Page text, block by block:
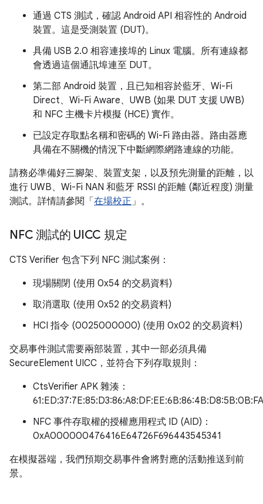
通過 CTS 測試，確認 Android API 相容性的 Android
裝置。這是受測裝置 (DUT)。
具備 USB 2.0 相容連接埠的 Linux 電腦。所有連線都
會透過這個通訊埠連至 DUT。
第二部 Android 裝置，且已知相容於藍牙、Wi-Fi
Direct、Wi-Fi Aware、UWB (如果 DUT 支援 UWB)
和 NFC 主機卡片模擬 (HCE) 實作。
已設定存取點名稱和密碼的 Wi-Fi 路由器。路由器應
具備在不關機的情況下中斷網際網路連線的功能。
請務必準備好三腳架、裝置支架，以及預先測量的距離，以
進行 UWB、Wi-Fi NAN 和藍牙 RSSI 的距離 (鄰近程度) 測量
測試。詳情請參閱「 在場校正」。
NFC 測試的 UICC 規定
CTS Verifier 包含下列 NFC 測試案例：
現場關閉 (使用 0x54 的交易資料)
取消選取 (使用 0x52 的交易資料)
HCI 指令 (0025000000) (使用 0x02 的交易資料)
交易事件測試需要兩部裝置，其中一部必須具備
SecureElement UICC，並符合下列存取規則：
CtsVerifier APK 雜湊：
NFC 事件存取權的授權應用程式 ID (AID)：
0xA000000476416E64726F696443545341
在模擬器端，我們預期交易事件會將對應的活動推送到前
景。